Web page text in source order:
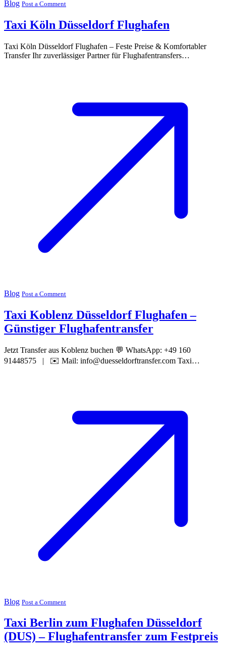
Blog Post a Comment
Taxi Köln Düsseldorf Flughafen
Taxi Köln Düsseldorf Flughafen – Feste Preise & Komfortabler
Transfer Ihr zuverlässiger Partner für Flughafentransfers…
Blog Post a Comment
Taxi Koblenz Düsseldorf Flughafen –
Günstiger Flughafentransfer
Jetzt Transfer aus Koblenz buchen 💬 WhatsApp: +49 160
91448575 | ✉️ Mail: info@duesseldorftransfer.com Taxi…
Blog Post a Comment
Taxi Berlin zum Flughafen Düsseldorf
(DUS) – Flughafentransfer zum Festpreis